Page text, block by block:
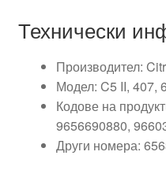
Технически
Производител:
Модел: C5 II, 407,
Кодове на
9656690880,
Други номера: